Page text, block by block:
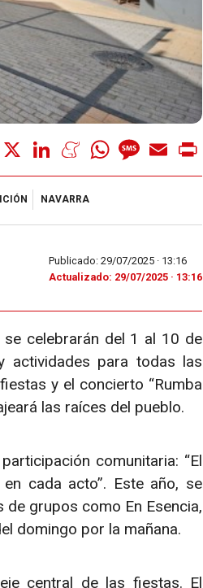
Facebook LinkedInMeneameWhatsAppMessage
Email
NAVARRA
Publicado: 29/07/2025 · 13:16
Actualizado: 29/07/2025 · 13:16
celebrarán del 1 al 10 de
actividades para todas las
y el concierto “Rumba
las raíces del pueblo.
comunitaria: “El
cada acto”. Este año, se
grupos como En Esencia,
domingo por la mañana.
central de las fiestas. El